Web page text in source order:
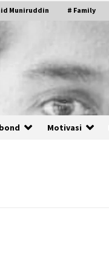
Muniruddin # Family
Motivasi